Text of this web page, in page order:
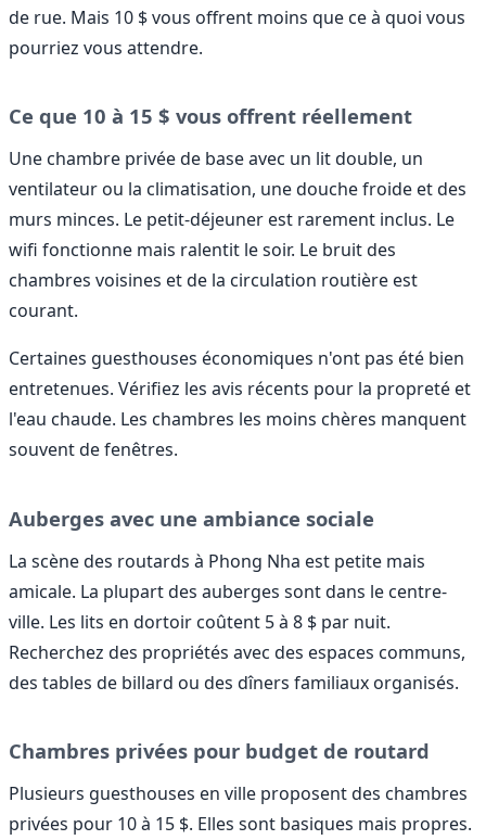
de rue. Mais 10 $ vous offrent moins que ce à quoi vous
pourriez vous attendre.
Ce que 10 à 15 $ vous offrent réellement
Une chambre privée de base avec un lit double, un
ventilateur ou la climatisation, une douche froide et des
murs minces. Le petit-déjeuner est rarement inclus. Le
wifi fonctionne mais ralentit le soir. Le bruit des
chambres voisines et de la circulation routière est
courant.
Certaines guesthouses économiques n'ont pas été bien
entretenues. Vérifiez les avis récents pour la propreté et
l'eau chaude. Les chambres les moins chères manquent
souvent de fenêtres.
Auberges avec une ambiance sociale
La scène des routards à Phong Nha est petite mais
amicale. La plupart des auberges sont dans le centre-
ville. Les lits en dortoir coûtent 5 à 8 $ par nuit.
Recherchez des propriétés avec des espaces communs,
des tables de billard ou des dîners familiaux organisés.
Chambres privées pour budget de routard
Plusieurs guesthouses en ville proposent des chambres
privées pour 10 à 15 $. Elles sont basiques mais propres.